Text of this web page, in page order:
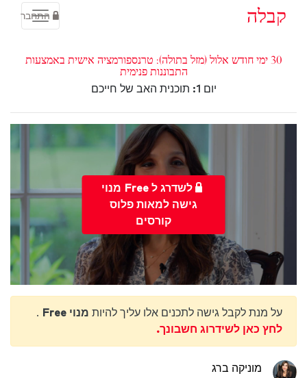
קבלה התחבר
30 ימי חודש אלול (מזל בתולה): טרנספורמציה אישית באמצעות
התבוננות פנימית
יום 1: תוכנית האב של חייכם
לשדרג ל Free מנוי
גישה למאות פלוס
קורסים
על מנת לקבל גישה לתכנים אלו עליך להיות מנוי Free
.
לחץ כאן לשידרוג חשבונך.
מוניקה ברג